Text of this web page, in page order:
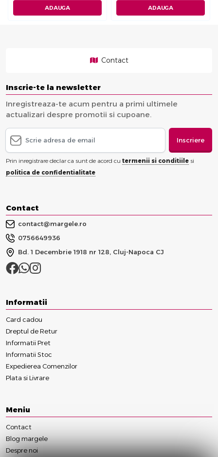
ADAUGA ADAUGA
Contact
Inscrie-te la newsletter
Inregistreaza-te acum pentru a primi ultimele
actualizari despre promotii si cupoane.
Inscriere
Prin inregistrare declar ca sunt de acord cu termenii si conditiile si
politica de confidentialitate
Contact
contact@margele.ro
0756649936
Bd. 1 Decembrie 1918 nr 128, Cluj-Napoca CJ
Informatii
Card cadou
Dreptul de Retur
Informatii Pret
Informatii Stoc
Expedierea Comenzilor
Plata si Livrare
Meniu
Contact
Blog margele
Despre noi